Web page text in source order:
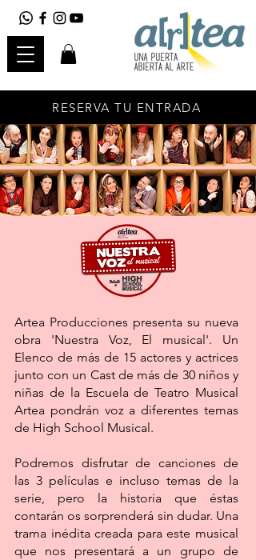
RESERVA TU ENTRADA
Artea Producciones presenta su nueva
obra 'Nuestra Voz, El musical'. Un
Elenco de más de 15 actores y actrices
junto con un Cast de más de 30 niños y
niñas de la Escuela de Teatro Musical
Artea pondrán voz a diferentes temas
de High School Musical.
Podremos disfrutar de canciones de
las 3 películas e incluso temas de la
serie, pero la historia que éstas
contarán os sorprenderá sin dudar. Una
trama inédita creada para este musical
que nos presentará a un grupo de